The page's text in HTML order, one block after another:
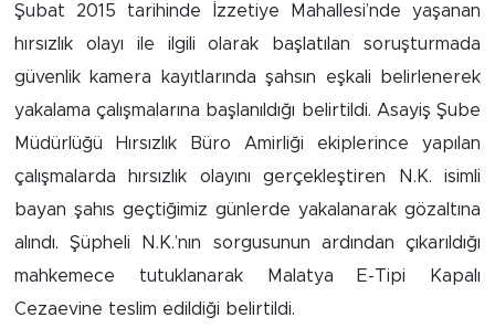
Şubat 2015 tarihinde İzzetiye Mahallesi’nde yaşanan
hırsızlık olayı ile ilgili olarak başlatılan soruşturmada
güvenlik kamera kayıtlarında şahsın eşkali belirlenerek
yakalama çalışmalarına başlanıldığı belirtildi. Asayiş Şube
Müdürlüğü Hırsızlık Büro Amirliği ekiplerince yapılan
çalışmalarda hırsızlık olayını gerçekleştiren N.K. isimli
bayan şahıs geçtiğimiz günlerde yakalanarak gözaltına
alındı. Şüpheli N.K.’nın sorgusunun ardından çıkarıldığı
mahkemece tutuklanarak Malatya E-Tipi Kapalı
Cezaevine teslim edildiği belirtildi.
Dünya
Spor
Kuluncak
Yeşilyurt